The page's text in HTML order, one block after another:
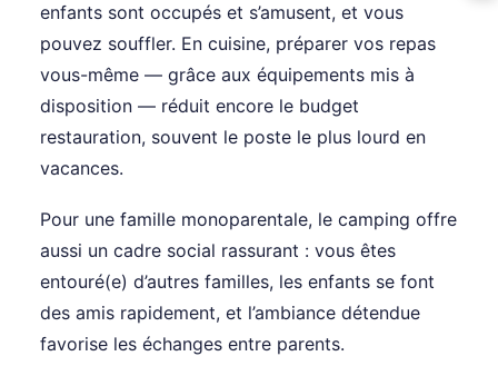
enfants sont occupés et s’amusent, et vous
pouvez souffler. En cuisine, préparer vos repas
vous-même — grâce aux équipements mis à
disposition — réduit encore le budget
restauration, souvent le poste le plus lourd en
vacances.
Pour une famille monoparentale, le camping offre
aussi un cadre social rassurant : vous êtes
entouré(e) d’autres familles, les enfants se font
des amis rapidement, et l’ambiance détendue
favorise les échanges entre parents.